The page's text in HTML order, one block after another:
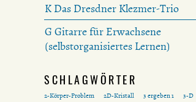
K Das Dresdner Klezmer-Trio
G Gitarre für Erwachsene
(selbstorganisiertes Lernen)
SCHLAGWÖRTER
2-Körper-Problem 2D-Kristall 3 ergeben 1 3-D